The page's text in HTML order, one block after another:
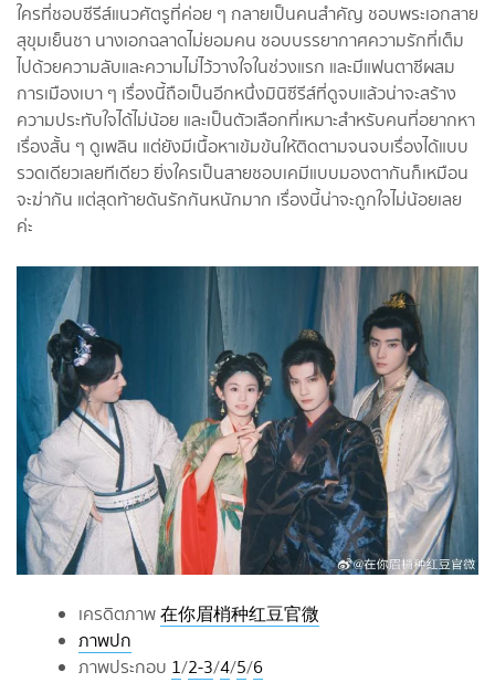
ใครที่ชอบซีรีส์แนวศัตรูที่ค่อย ๆ กลายเป็นคนสำคัญ ชอบพระเอกสาย
สุขุมเย็นชา นางเอกฉลาดไม่ยอมคน ชอบบรรยากาศความรักที่เต็ม
ไปด้วยความลับและความไม่ไว้วางใจในช่วงแรก และมีแฟนตาซีผสม
การเมืองเบา ๆ เรื่องนี้ถือเป็นอีกหนึ่งมินิซีรีส์ที่ดูจบแล้วน่าจะสร้าง
ความประทับใจได้ไม่น้อย และเป็นตัวเลือกที่เหมาะสำหรับคนที่อยากหา
เรื่องสั้น ๆ ดูเพลิน แต่ยังมีเนื้อหาเข้มข้นให้ติดตามจนจบเรื่องได้แบบ
รวดเดียวเลยทีเดียว ยิ่งใครเป็นสายชอบเคมีแบบมองตากันก็เหมือน
จะฆ่ากัน แต่สุดท้ายดันรักกันหนักมาก เรื่องนี้น่าจะถูกใจไม่น้อยเลย
ค่ะ
เครดิตภาพ在你眉梢种红豆官微
ภาพปก
ภาพประกอบ 1/2-3/4/5/6